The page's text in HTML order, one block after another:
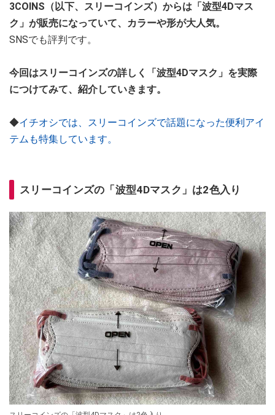
3COINS（以下、スリーコインズ）からは「波型4Dマス
ク」が販売になっていて、カラーや形が大人気。
SNSでも評判です。
今回はスリーコインズの詳しく「波型4Dマスク」を実際
につけてみて、紹介していきます。
◆イチオシでは、スリーコインズで話題になった便利アイ
テムも特集しています。
スリーコインズの「波型4Dマスク」は2色入り